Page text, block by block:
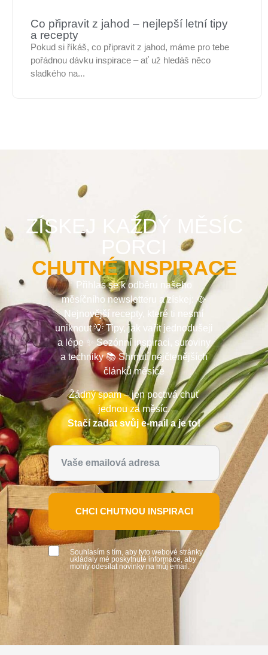
Co připravit z jahod – nejlepší letní tipy
a recepty
Pokud si říkáš, co připravit z jahod, máme pro tebe
pořádnou dávku inspirace – ať už hledáš něco
sladkého na...
ZÍSKEJ KAŽDÝ MĚSÍC
CHUTNÉ INSPIRACE
Přihlas se k odběru našeho
měsíčního newsletteru a získej: 🥘
Nejnovější recepty, které ti nesmí
uniknout 💡 Tipy, jak vařit jednodušeji
a lépe ✨ Sezónní inspiraci, suroviny
a techniky 📚 Shrnutí nejčtenějších
článků měsíce
Žádný spam – jen poctivá chuť
jednou za měsíc.
Stačí zadat svůj e-mail a je to!
CHCI CHUTNOU INSPIRACI
Souhlasím s tím, aby tyto webové stránky
ukládaly mé poskytnuté informace, aby
mohly odesílat novinky na můj email.